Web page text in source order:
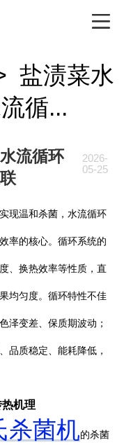
盐渍菜水
循...
流循环
2026-
05-25
现温和杀菌，水流循环
率的核心。循环系统的
、换热效率等性质，直
均匀度。循环特性不佳
泽变差、保质期波动；
品质稳定、能耗降低，
机理
杀菌机的杀菌